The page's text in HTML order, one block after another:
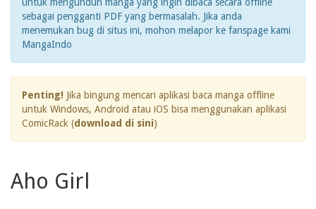
sebagai pengganti PDF yang bermasalah. Jika anda
menemukan bug di situs ini, mohon melapor ke fanspage kami
MangaIndo
Penting! Jika bingung mencari aplikasi baca manga offline
untuk Windows, Android atau iOS bisa menggunakan aplikasi
ComicRack (download di sini)
Aho Girl